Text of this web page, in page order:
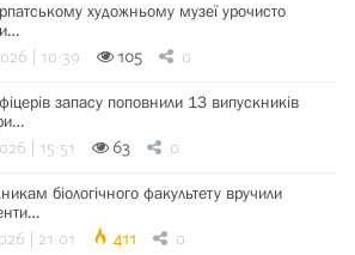
художньому музеї урочисто
| 10:39 105 0
запасу поповнили 13 випускників
| 15:51 63 0
біологічного факультету вручили
| 21:01 411 0